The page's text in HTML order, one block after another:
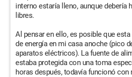
interno estaría lleno, aunque debería
libres.
Al pensar en ello, es posible que
de energía en mi casa anoche (pico
aparatos eléctricos). La fuente de
estaba protegida con una toma
horas después, todavía funcionó con